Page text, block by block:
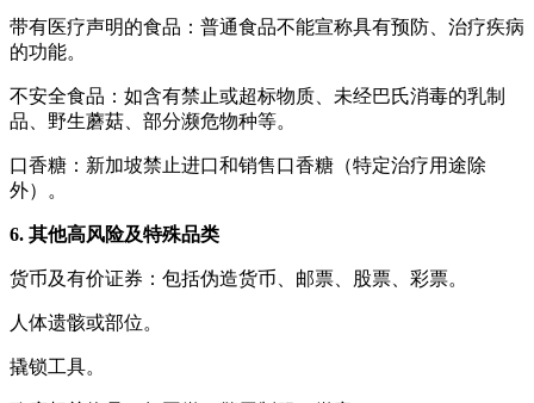
带有医疗声明的食品：普通食品不能宣称具有预防、治疗疾病
的功能。
不安全食品：如含有禁止或超标物质、未经巴氏消毒的乳制
品、野生蘑菇、部分濒危物种等。
口香糖：新加坡禁止进口和销售口香糖（特定治疗用途除
外）。
6. 其他高风险及特殊品类
货币及有价证券：包括伪造货币、邮票、股票、彩票。
人体遗骸或部位。
撬锁工具。